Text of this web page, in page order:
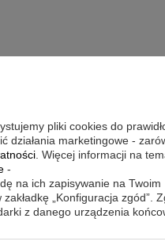
pliki cookies do
działania marketingowe -
. Więcej informacji na
-
na ich zapisywanie na Twoim
„Konfiguracja zgód”.
z danego urządzenia